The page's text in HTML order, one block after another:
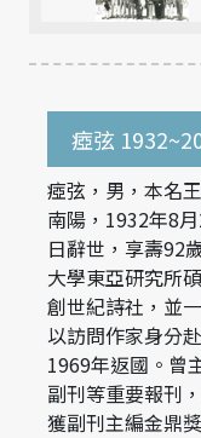
瘂弦
瘂弦，男，本名
南陽，1932年8
日辭世，享壽92
大學東亞研究所
創世紀詩社，並
以訪問作家身分
1969年返國。曾
副刊等重要報刊
獲副刊主編金鼎